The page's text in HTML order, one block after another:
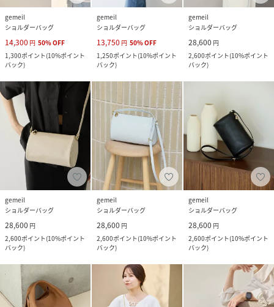
gemeil
ショルダーバッグ
14,300 円 50%OFF
1,300ポイント(10%ポイント
バック)
gemeil
ショルダーバッグ
13,750 円 50%OFF
1,250ポイント(10%ポイント
バック)
gemeil
ショルダーバッグ
28,600 円
2,600ポイント(10%ポイント
バック)
gemeil
ショルダーバッグ
28,600 円
2,600ポイント(10%ポイント
バック)
gemeil
ショルダーバッグ
28,600 円
2,600ポイント(10%ポイント
バック)
gemeil
ショルダーバッグ
28,600 円
2,600ポイント(10%ポイント
バック)